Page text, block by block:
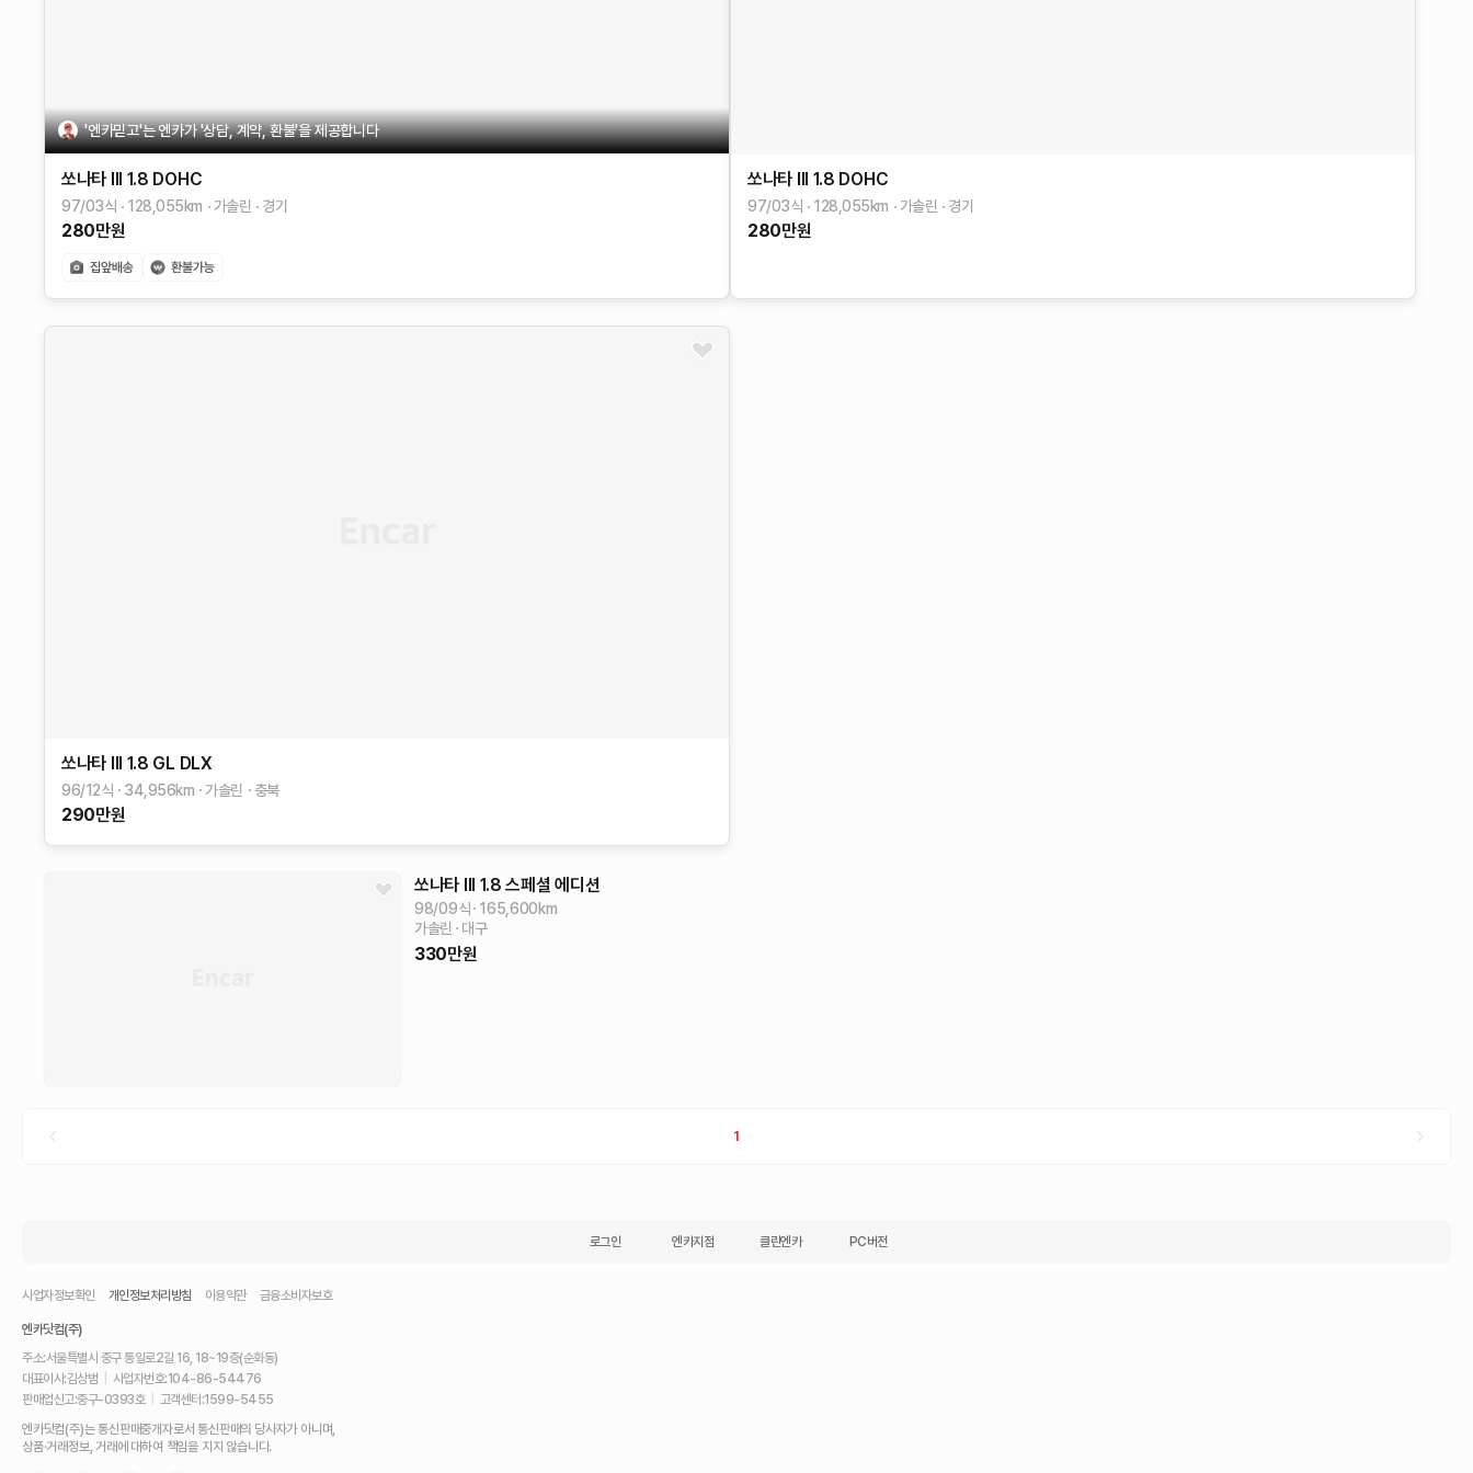
'엔카믿고'는 엔카가 '상담, 계약, 환불'을 제공합니다
쏘나타 III 1.8 DOHC
97/03식 128,055km 가솔린 경기
280만원
쏘나타 III 1.8 DOHC
97/03식 128,055km 가솔린 경기
280만원
쏘나타 III 1.8 GL DLX
96/12식 34,956km 가솔린 충북
290만원
쏘나타 III 1.8 스페셜 에디션
98/09식 165,600km
가솔린
대구
330만원
1
로그인 엔카지점 클린엔카 PC버전
사업자정보확인 개인정보처리방침 이용약관 금융소비자보호
엔카닷컴(주)
주소:서울특별시 중구 통일로2길 16, 18~19층(순화동)
대표이사:김상범 사업자번호:104-86-54476
판매업신고:중구-0393호 고객센터:1599-5455
차
를
엔카닷컴(주)는 통신판매중개자로서 통신판매의 당사자가 아니며,
상품·거래정보, 거래에 대하여 책임을 지지 않습니다.